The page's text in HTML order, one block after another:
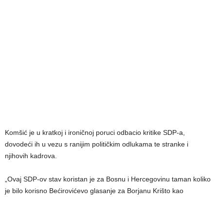
Komšić je u kratkoj i ironičnoj poruci odbacio kritike SDP-a,
dovodeći ih u vezu s ranijim političkim odlukama te stranke i
njihovih kadrova.
„Ovaj SDP-ov stav koristan je za Bosnu i Hercegovinu taman koliko
je bilo korisno Bećirovićevo glasanje za Borjanu Krišto kao